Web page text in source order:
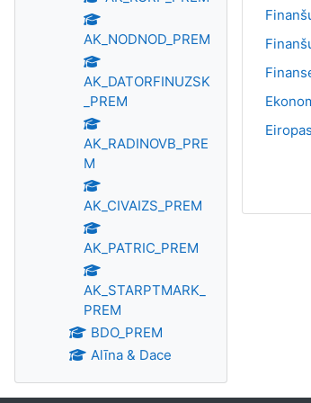
AK_NODNOD_PREM
AK_DATORFINUZSK
_PREM
AK_RADINOVB_PRE
M
AK_CIVAIZS_PREM
AK_PATRIC_PREM
AK_STARPTMARK_
PREM
BDO_PREM
Alīna & Dace